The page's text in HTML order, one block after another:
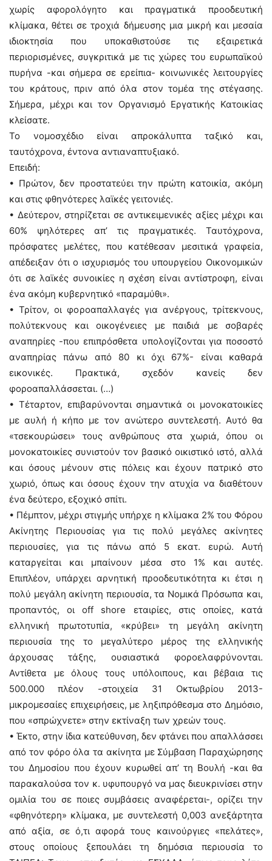
χωρίς αφορολόγητο και πραγματικά προοδευτική
κλίμακα, θέτει σε τροχιά δήμευσης μια μικρή και μεσαία
ιδιοκτησία που υποκαθιστούσε τις εξαιρετικά
περιορισμένες, συγκριτικά με τις χώρες του ευρωπαϊκού
πυρήνα -και σήμερα σε ερείπια- κοινωνικές λειτουργίες
του κράτους, πριν από όλα στον τομέα της στέγασης.
Σήμερα, μέχρι και τον Οργανισμό Εργατικής Κατοικίας
κλείσατε.
Το νομοσχέδιο είναι απροκάλυπτα ταξικό και,
ταυτόχρονα, έντονα αντιαναπτυξιακό.
Επειδή:
• Πρώτον, δεν προστατεύει την πρώτη κατοικία, ακόμη
και στις φθηνότερες λαϊκές γειτονιές.
• Δεύτερον, στηρίζεται σε αντικειμενικές αξίες μέχρι και
60% ψηλότερες απ’ τις πραγματικές. Ταυτόχρονα,
πρόσφατες μελέτες, που κατέθεσαν μεσιτικά γραφεία,
απέδειξαν ότι ο ισχυρισμός του υπουργείου Οικονομικών
ότι σε λαϊκές συνοικίες η σχέση είναι αντίστροφη, είναι
ένα ακόμη κυβερνητικό «παραμύθι».
• Τρίτον, οι φοροαπαλλαγές για ανέργους, τρίτεκνους,
πολύτεκνους και οικογένειες με παιδιά με σοβαρές
αναπηρίες -που επιπρόσθετα υπολογίζονται για ποσοστό
αναπηρίας πάνω από 80 κι όχι 67%- είναι καθαρά
εικονικές. Πρακτικά, σχεδόν κανείς δεν
φοροαπαλλάσσεται. (…)
• Τέταρτον, επιβαρύνονται σημαντικά οι μονοκατοικίες
με αυλή ή κήπο με τον ανώτερο συντελεστή. Αυτό θα
«τσεκουρώσει» τους ανθρώπους στα χωριά, όπου οι
μονοκατοικίες συνιστούν τον βασικό οικιστικό ιστό, αλλά
και όσους μένουν στις πόλεις και έχουν πατρικό στο
χωριό, όπως και όσους έχουν την ατυχία να διαθέτουν
ένα δεύτερο, εξοχικό σπίτι.
• Πέμπτον, μέχρι στιγμής υπήρχε η κλίμακα 2% του Φόρου
Ακίνητης Περιουσίας για τις πολύ μεγάλες ακίνητες
περιουσίες, για τις πάνω από 5 εκατ. ευρώ. Αυτή
καταργείται και μπαίνουν μέσα στο 1% και αυτές.
Επιπλέον, υπάρχει αρνητική προοδευτικότητα κι έτσι η
πολύ μεγάλη ακίνητη περιουσία, τα Νομικά Πρόσωπα και,
προπαντός, οι off shore εταιρίες, στις οποίες, κατά
ελληνική πρωτοτυπία, «κρύβει» τη μεγάλη ακίνητη
περιουσία της το μεγαλύτερο μέρος της ελληνικής
άρχουσας τάξης, ουσιαστικά φοροελαφρύνονται.
Αντίθετα με όλους τους υπόλοιπους, και βέβαια τις
500.000 πλέον -στοιχεία 31 Οκτωβρίου 2013-
μικρομεσαίες επιχειρήσεις, με ληξιπρόθεσμα στο Δημόσιο,
που «σπρώχνετε» στην εκτίναξη των χρεών τους.
• Έκτο, στην ίδια κατεύθυνση, δεν φτάνει που απαλλάσσει
από τον φόρο όλα τα ακίνητα με Σύμβαση Παραχώρησης
του Δημοσίου που έχουν κυρωθεί απ’ τη Βουλή -και θα
παρακαλούσα τον κ. υφυπουργό να μας διευκρινίσει στην
ομιλία του σε ποιες συμβάσεις αναφέρεται-, ορίζει την
«φθηνότερη» κλίμακα, με συντελεστή 0,003 ανεξάρτητα
από αξία, σε ό,τι αφορά τους καινούργιες «πελάτες»,
στους οποίους ξεπουλάει τη δημόσια περιουσία το